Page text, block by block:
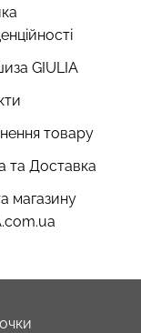
GIULIA
товару
та Доставка
магазину
Giulia
грн.